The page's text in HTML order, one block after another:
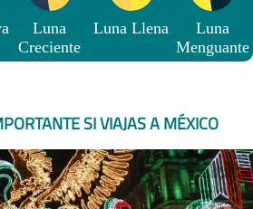
Luna
Creciente
Luna Llena
Luna
Menguante
SI VIAJAS A MÉXICO